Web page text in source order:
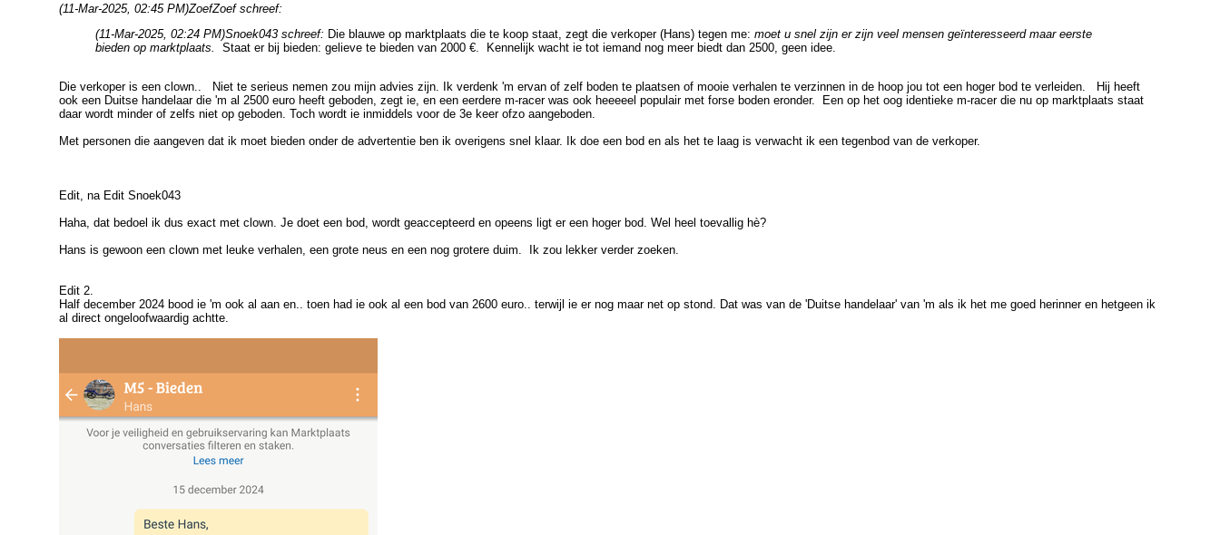
(11-Mar-2025, 02:45 PM)ZoefZoef schreef:
(11-Mar-2025, 02:24 PM)Snoek043 schreef: Die blauwe op marktplaats die te koop staat, zegt die verkoper (Hans) tegen me: moet u snel zijn er zijn veel mensen geïnteresseerd maar eerste
bieden op marktplaats. Staat er bij bieden: gelieve te bieden van 2000 €. Kennelijk wacht ie tot iemand nog meer biedt dan 2500, geen idee.
Die verkoper is een clown.. Niet te serieus nemen zou mijn advies zijn. Ik verdenk 'm ervan of zelf boden te plaatsen of mooie verhalen te verzinnen in de hoop jou tot een hoger bod te verleiden. Hij heeft
ook een Duitse handelaar die 'm al 2500 euro heeft geboden, zegt ie, en een eerdere m-racer was ook heeeeel populair met forse boden eronder. Een op het oog identieke m-racer die nu op marktplaats staat
daar wordt minder of zelfs niet op geboden. Toch wordt ie inmiddels voor de 3e keer ofzo aangeboden.
Met personen die aangeven dat ik moet bieden onder de advertentie ben ik overigens snel klaar. Ik doe een bod en als het te laag is verwacht ik een tegenbod van de verkoper.
Edit, na Edit Snoek043
Haha, dat bedoel ik dus exact met clown. Je doet een bod, wordt geaccepteerd en opeens ligt er een hoger bod. Wel heel toevallig hè?
Hans is gewoon een clown met leuke verhalen, een grote neus en een nog grotere duim. Ik zou lekker verder zoeken.
Edit 2.
Half december 2024 bood ie 'm ook al aan en.. toen had ie ook al een bod van 2600 euro.. terwijl ie er nog maar net op stond. Dat was van de 'Duitse handelaar' van 'm als ik het me goed herinner en hetgeen ik
al direct ongeloofwaardig achtte.